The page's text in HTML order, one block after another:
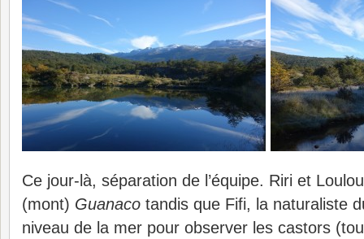
Ce jour-là, séparation de l’équipe. Riri et
(mont) Guanaco tandis que Fifi, la naturaliste
niveau de la mer pour observer les castors